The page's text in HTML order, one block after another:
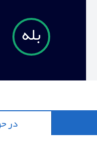
بله
در